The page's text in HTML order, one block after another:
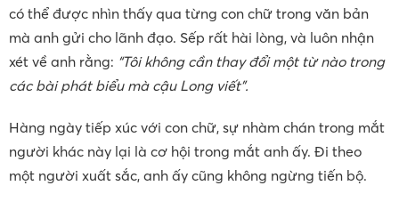
có thể được nhìn thấy qua từng con chữ trong văn bản
mà anh gửi cho lãnh đạo. Sếp rất hài lòng, và luôn nhận
xét về anh rằng: “Tôi không cần thay đổi một từ nào trong
các bài phát biểu mà cậu Long viết”.
Hàng ngày tiếp xúc với con chữ, sự nhàm chán trong mắt
người khác này lại là cơ hội trong mắt anh ấy. Đi theo
một người xuất sắc, anh ấy cũng không ngừng tiến bộ.